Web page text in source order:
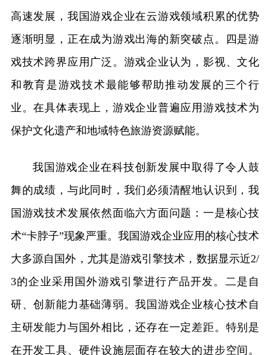
高速发展，我国游戏企业在云游戏领域积累的优势
逐渐明显，正在成为游戏出海的新突破点。四是游
戏技术跨界应用广泛。游戏企业认为，影视、文化
和教育是游戏技术最能够帮助推动发展的三个行
业。在具体表现上，游戏企业普遍应用游戏技术为
保护文化遗产和地域特色旅游资源赋能。
我国游戏企业在科技创新发展中取得了令人鼓
舞的成绩，与此同时，我们必须清醒地认识到，我
国游戏技术发展依然面临六方面问题：一是核心技
术“卡脖子”现象严重。我国游戏企业应用的核心技术
大多源自国外，尤其是游戏引擎技术，数据显示近2/
3的企业采用国外游戏引擎进行产品开发。二是自
研、创新能力基础薄弱。我国游戏企业核心技术自
主研发能力与国外相比，还存在一定差距。特别是
在开发工具、硬件设施层面存在较大的进步空间。